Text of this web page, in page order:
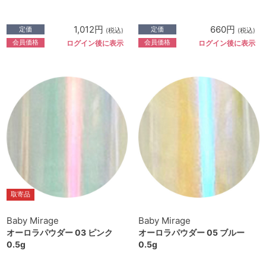
定価 1,012円 (税込)
会員価格 ログイン後に表示
定価 660円 (税込)
会員価格 ログイン後に表示
取寄品
Baby Mirage
オーロラパウダー 03 ピンク
0.5g
Baby Mirage
オーロラパウダー 05 ブルー
0.5g